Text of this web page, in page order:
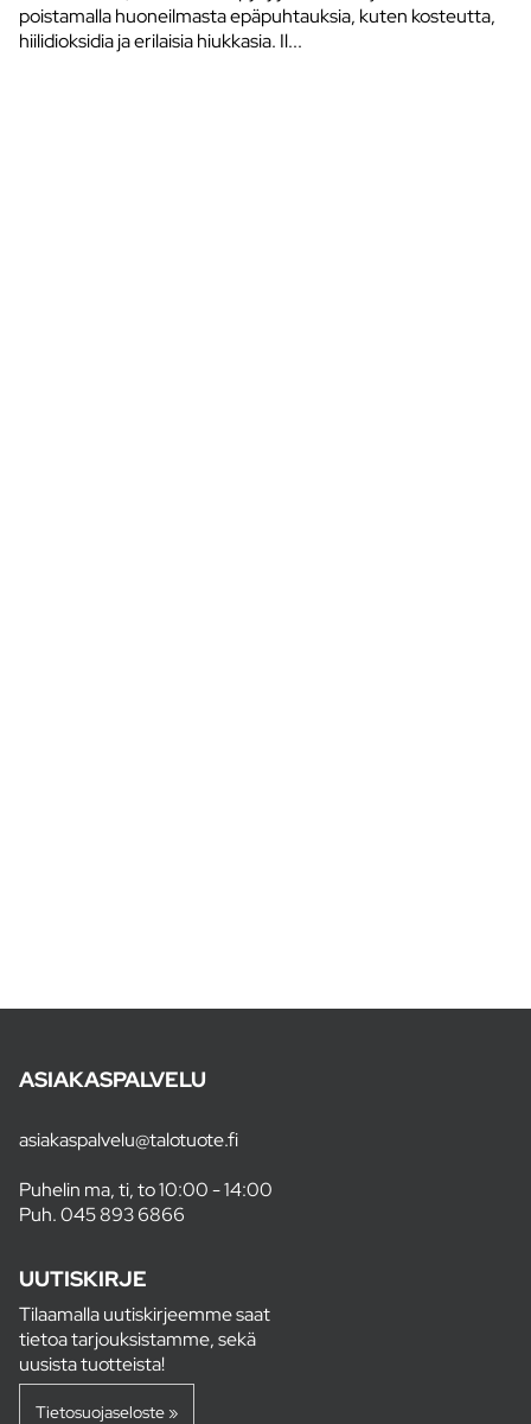
poistamalla huoneilmasta epäpuhtauksia, kuten kosteutta,
hiilidioksidia ja erilaisia hiukkasia. Il...
ASIAKASPALVELU
asiakaspalvelu@talotuote.fi
Puhelin ma, ti, to 10:00 - 14:00
Puh.045 893 6866
UUTISKIRJE
Tilaamalla uutiskirjeemme saat
tietoa tarjouksistamme, sekä
uusista tuotteista!
Tietosuojaseloste »